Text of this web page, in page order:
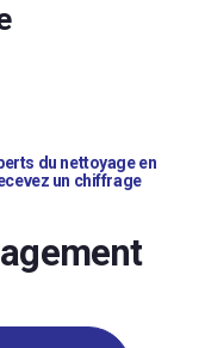
du nettoyage en
un chiffrage